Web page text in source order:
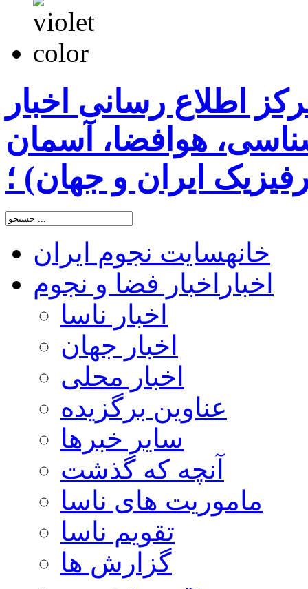
اطلاع رسانی اخبار
هوافضا، آسمان
ایران و جهان) ؛
خانهسایت نجوم ایران
اخبار اخبار فضا و نجوم
اخبار ناسا
اخبار جهان
اخبار محلی
عناوین برگزیده
سایر خبرها
آنچه که گذشت
ماموریت های ناسا
تقویم ناسا
گزارش ها